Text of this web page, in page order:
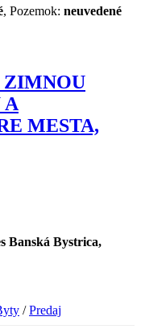
, Pozemok: neuvedené
ZIMNOU
A
MESTA,
Banská Bystrica,
/Predaj